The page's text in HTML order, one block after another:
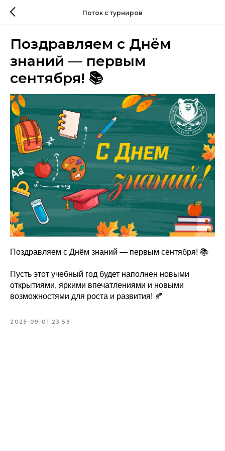
Поток с турниров
Поздравляем с Днём
знаний — первым
сентября! 📚
Поздравляем с Днём знаний — первым сентября! 📚
Пусть этот учебный год будет наполнен новыми
открытиями, яркими впечатлениями и новыми
возможностями для роста и развития! 🍂
2025-09-01 23:59